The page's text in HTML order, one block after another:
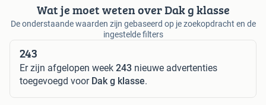
Wat je moet weten over Dak g klasse
De onderstaande waarden zijn gebaseerd op je zoekopdracht en de
ingestelde filters
243
Er zijn afgelopen week 243 nieuwe advertenties
toegevoegd voor Dak g klasse.